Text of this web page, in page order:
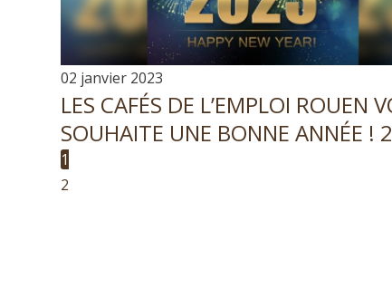
02 janvier 2023
LES CAFÉS DE L’EMPLOI ROUEN
SOUHAITE UNE BONNE ANNÉE !
1
2